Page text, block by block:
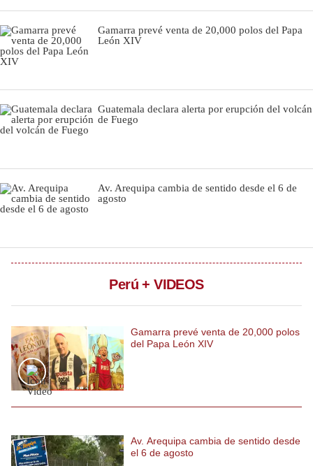
Mix
G de Gestión
Notas Contratadas
Podcast
Gestión TV
¿quiénes
Y
Política
De
Privacidad
Politica
De
Frecuentes
Gamarra prevé venta de 20,000 polos del Papa
León XIV
Guatemala declara alerta por erupción del volcán
de Fuego
Av. Arequipa cambia de sentido desde el 6 de
agosto
Perú + VIDEOS
Gamarra prevé venta de 20,000 polos
del Papa León XIV
Av. Arequipa cambia de sentido desde
el 6 de agosto